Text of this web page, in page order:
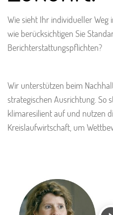
Wie sieht Ihr individueller Weg
wie berücksichtigen Sie
Berichterstattungspflichten?
Wir unterstützen beim
strategischen Ausrichtung. So
klimaresilient auf und nutzen
Kreislaufwirtschaft, um